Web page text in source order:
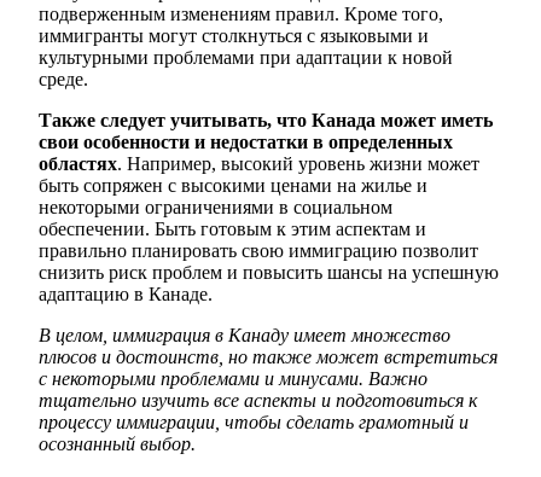
подверженным изменениям правил. Кроме того,
иммигранты могут столкнуться с языковыми и
культурными проблемами при адаптации к новой
среде.
Также следует учитывать, что Канада может иметь
свои особенности и недостатки в определенных
областях. Например, высокий уровень жизни может
быть сопряжен с высокими ценами на жилье и
некоторыми ограничениями в социальном
обеспечении. Быть готовым к этим аспектам и
правильно планировать свою иммиграцию позволит
снизить риск проблем и повысить шансы на успешную
адаптацию в Канаде.
В целом, иммиграция в Канаду имеет множество
плюсов и достоинств, но также может встретиться
с некоторыми проблемами и минусами. Важно
тщательно изучить все аспекты и подготовиться к
процессу иммиграции, чтобы сделать грамотный и
осознанный выбор.